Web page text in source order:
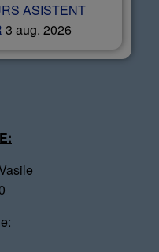
ASISTENT
3 aug. 2026